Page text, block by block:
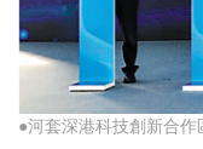
●河套深港科技創新合